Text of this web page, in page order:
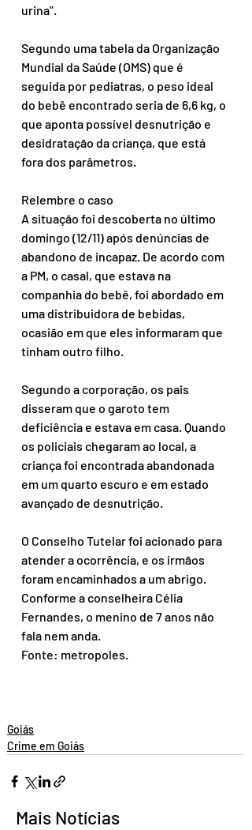
urina”.
Segundo uma tabela da Organização
Mundial da Saúde (OMS) que é
seguida por pediatras, o peso ideal
do bebê encontrado seria de 6,6 kg, o
que aponta possível desnutrição e
desidratação da criança, que está
fora dos parâmetros.
Relembre o caso
A situação foi descoberta no último
domingo (12/11) após denúncias de
abandono de incapaz. De acordo com
a PM, o casal, que estava na
companhia do bebê, foi abordado em
uma distribuidora de bebidas,
ocasião em que eles informaram que
tinham outro filho.
Segundo a corporação, os pais
disseram que o garoto tem
deficiência e estava em casa. Quando
os policiais chegaram ao local, a
criança foi encontrada abandonada
em um quarto escuro e em estado
avançado de desnutrição.
O Conselho Tutelar foi acionado para
atender a ocorrência, e os irmãos
foram encaminhados a um abrigo.
Conforme a conselheira Célia
Fernandes, o menino de 7 anos não
fala nem anda.
Fonte: metropoles.
Goiás
Crime em Goiás
Mais Notícias